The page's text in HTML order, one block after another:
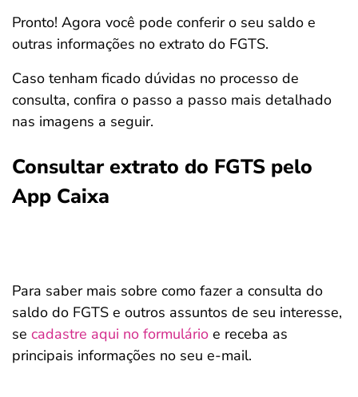
Pronto! Agora você pode conferir o seu saldo e
outras informações no extrato do FGTS.
Caso tenham ficado dúvidas no processo de
consulta, confira o passo a passo mais detalhado
nas imagens a seguir.
Consultar extrato do FGTS pelo
App Caixa
Para saber mais sobre como fazer a consulta do
saldo do FGTS e outros assuntos de seu interesse,
se cadastre aqui no formulário e receba as
principais informações no seu e-mail.